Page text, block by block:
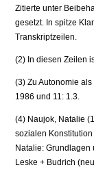
Zitierte unter
gesetzt. In spitze
Transkriptzeilen.
(2) In diesen Zeilen
(3) Zu Autonomie
1986 und 11: 1.3.
(4) Naujok, Natalie
sozialen
Natalie: Grundlagen
Leske + Budrich